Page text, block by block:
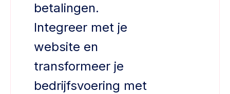
betalingen.
Integreer met je
website en
transformeer je
bedrijfsvoering met